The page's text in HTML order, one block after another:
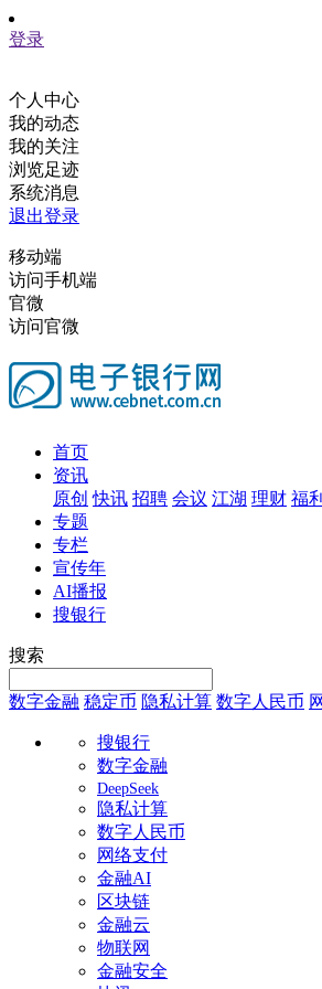
登录
个人中心
我的动态
我的关注
浏览足迹
系统消息
退出登录
移动端
访问手机端
官微
访问官微
首页
资讯
原创 快讯 招聘 会议 江湖 理财 福
专题
专栏
宣传年
AI播报
搜银行
搜索
数字金融 稳定币 隐私计算 数字人民币
搜银行
数字金融
DeepSeek
隐私计算
数字人民币
网络支付
金融AI
区块链
金融云
物联网
金融安全